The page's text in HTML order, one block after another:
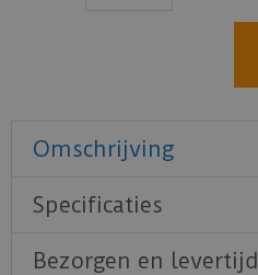
Omschrijving
Specificaties
Bezorgen en levertijd